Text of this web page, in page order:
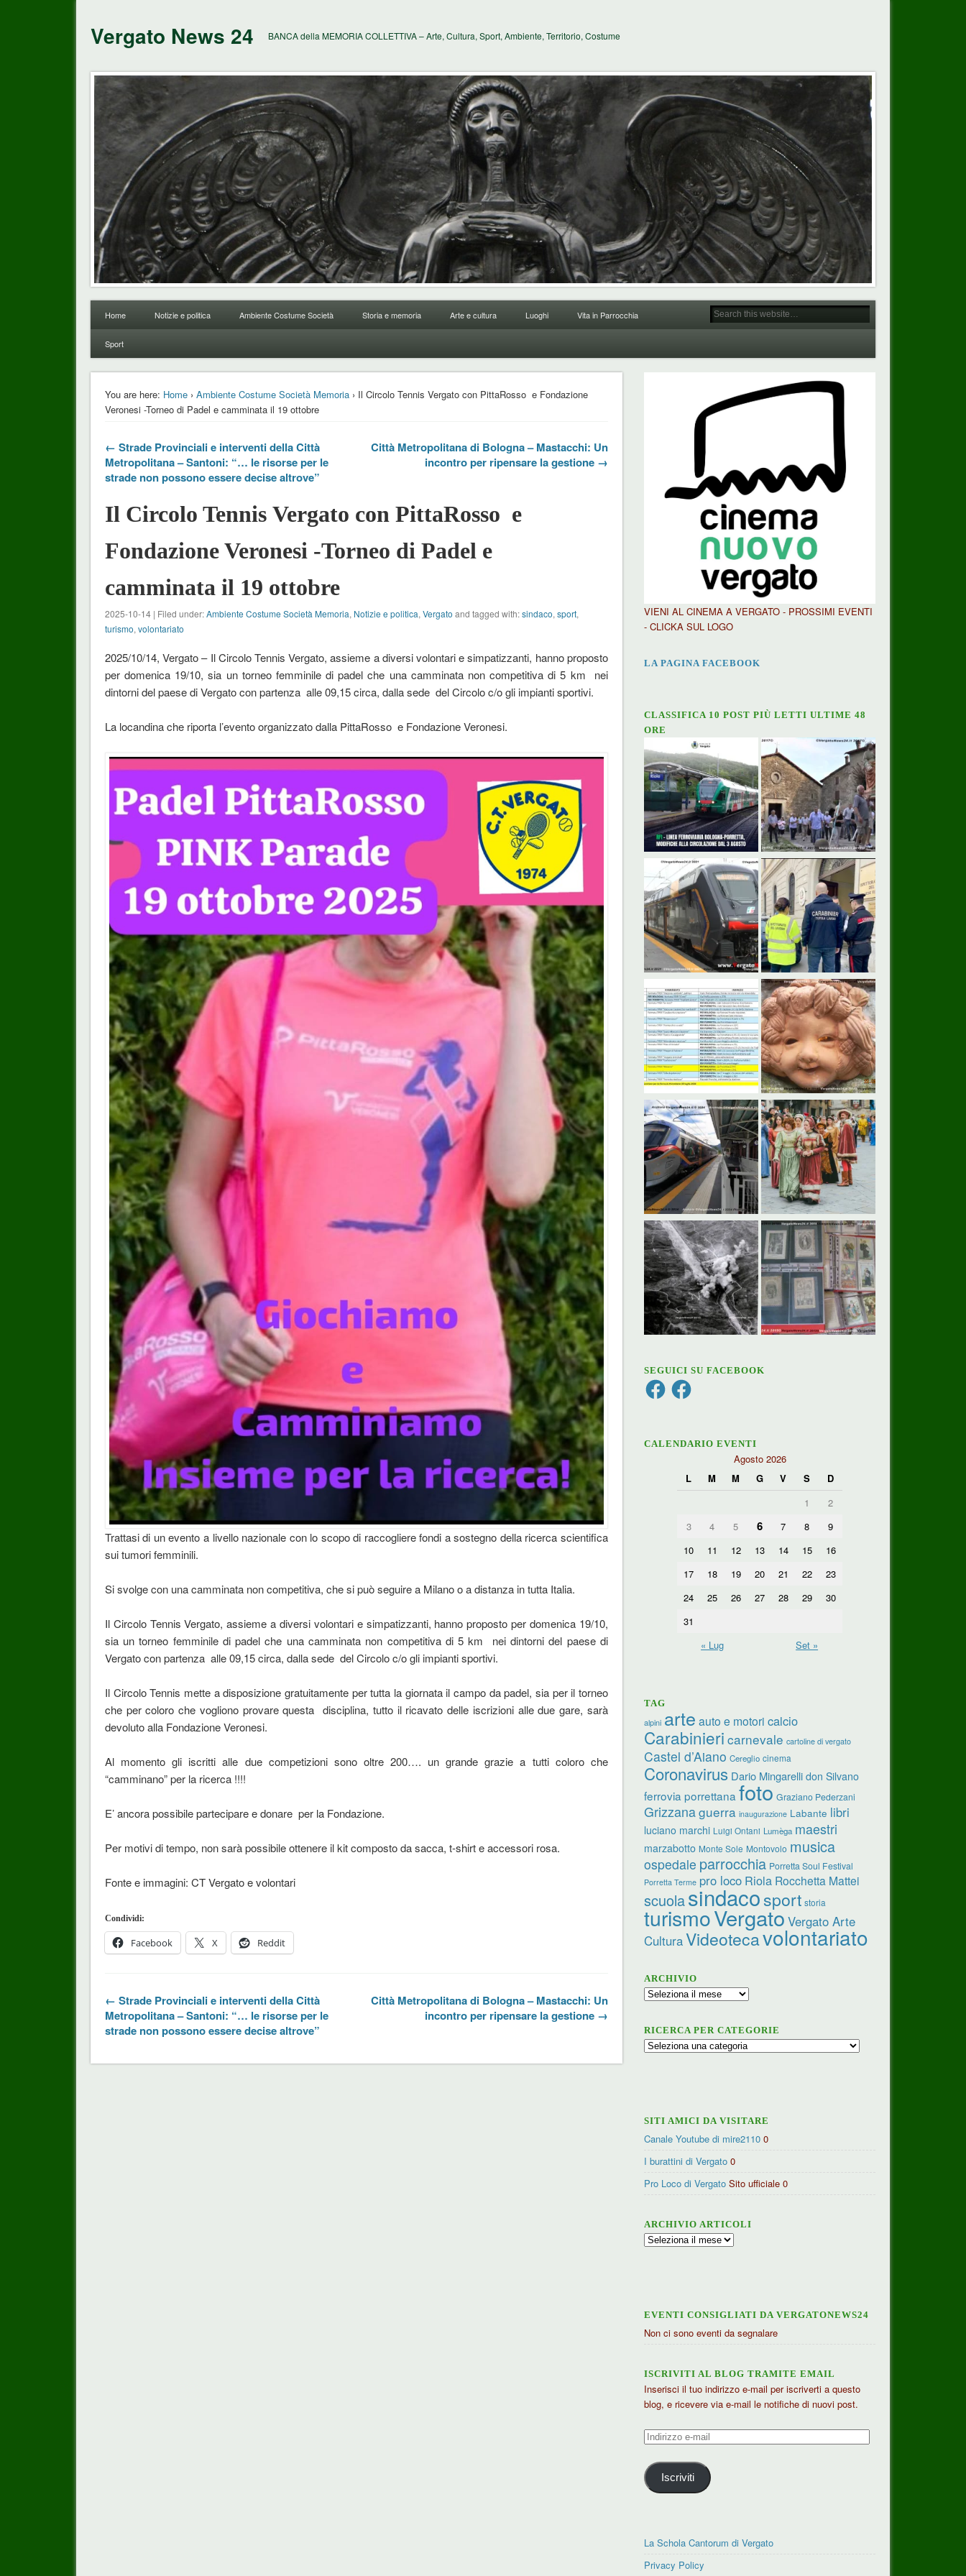
Vergato News 24 BANCA della MEMORIA COLLETTIVA – Arte, Cultura, Sport, Ambiente, Territorio, Costume
Home Notizie e politica Ambiente Costume Società Storia e memoria Arte e cultura Luoghi Vita in Parrocchia
Sport
You are here: Home› Ambiente Costume Società Memoria› Il Circolo Tennis Vergato con PittaRosso e Fondazione
Veronesi -Torneo di Padel e camminata il 19 ottobre
← Strade Provinciali e interventi della Città
Metropolitana – Santoni: “… le risorse per le
strade non possono essere decise altrove”
Città Metropolitana di Bologna – Mastacchi: Un
incontro per ripensare la gestione →
Il Circolo Tennis Vergato con PittaRosso e
Fondazione Veronesi -Torneo di Padel e
camminata il 19 ottobre
2025-10-14 | Filed under:Ambiente Costume Società Memoria, Notizie e politica, Vergato and tagged with:sindaco, sport,
turismo, volontariato
2025/10/14, Vergato – Il Circolo Tennis Vergato, assieme a diversi volontari e simpatizzanti, hanno proposto
per domenica 19/10, sia un torneo femminile di padel che una camminata non competitiva di 5 km nei
dintorni del paese di Vergato con partenza alle 09,15 circa, dalla sede del Circolo c/o gli impianti sportivi.
La locandina che riporta l’evento organizzato dalla PittaRosso e Fondazione Veronesi.
Trattasi di un evento a livello nazionale con lo scopo di raccogliere fondi a sostegno della ricerca scientifica
sui tumori femminili.
Si svolge con una camminata non competitiva, che si può seguire a Milano o a distanza in tutta Italia.
Il Circolo Tennis Vergato, assieme a diversi volontari e simpatizzanti, hanno proposto per domenica 19/10,
sia un torneo femminile di padel che una camminata non competitiva di 5 km nei dintorni del paese di
Vergato con partenza alle 09,15 circa, dalla sede del Circolo c/o gli impianti sportivi.
Il Circolo Tennis mette a disposizione gratuitamente per tutta la giornata il campo da padel, sia per il torneo
che per coloro che vogliono provare questa disciplina, tutto il ricavato delle iscrizioni alle due gare, sarà
devoluto alla Fondazione Veronesi.
Al momento gli iscritti alle due competizioni sono oltre 200…. un grande grazie a tutti coloro che
“camminano” per la ricerca !!!!
E’ ancora possibile partecipare e donare per la Fondazione.
Per motivi di tempo, non sarà possibile ottenere il kit composto da sacca, t-shirt e accessori rosa.
Fonte e immagini: CT Vergato e volontari
Condividi:
Facebook X Reddit
← Strade Provinciali e interventi della Città
Metropolitana – Santoni: “… le risorse per le
strade non possono essere decise altrove”
Città Metropolitana di Bologna – Mastacchi: Un
incontro per ripensare la gestione →
VIENI AL CINEMA A VERGATO - PROSSIMI EVENTI
- CLICKA SUL LOGO
LA PAGINA FACEBOOK
CLASSIFICA 10 POST PIÙ LETTI ULTIME 48
ORE
SEGUICI SU FACEBOOK
FacebookFacebook
CALENDARIO EVENTI
Agosto 2026
L
M M G V S
D
1
2
3
4 5 6 7 8
9
10
11 12 13 14 15
16
17
18 19 20 21 22
23
24
25 26 27 28 29
30
31
« Lug
Set »
TAG
alpini arte auto e motori calcio
Carabinieri carnevale cartoline di vergato
Castel d’Aiano Cereglio cinema
Coronavirus Dario Mingarelli don Silvano
ferrovia porrettana foto Graziano Pederzani
Grizzanaguerra inaugurazione Labante libri
luciano marchi Luigi Ontani Lumèga maestri
marzabotto Monte Sole Montovolo musica
ospedale parrocchia Porretta Soul Festival
Porretta Terme pro loco Riola Rocchetta Mattei
scuolasindacosport storia
turismoVergato Vergato Arte
CulturaVideotecavolontariato
ARCHIVIO
Archivio
RICERCA PER CATEGORIE
Ricerca
SITI AMICI DA VISITARE
Canale Youtube di mire2110 0
I burattini di Vergato 0
Pro Loco di Vergato Sito ufficiale 0
ARCHIVIO ARTICOLI
Archivio
EVENTI CONSIGLIATI DA VERGATONEWS24
Non ci sono eventi da segnalare
ISCRIVITI AL BLOG TRAMITE EMAIL
Inserisci il tuo indirizzo e-mail per iscriverti a questo
blog, e ricevere via e-mail le notifiche di nuovi post.
Indirizzo
mail
Iscriviti
La Schola Cantorum di Vergato
Privacy Policy